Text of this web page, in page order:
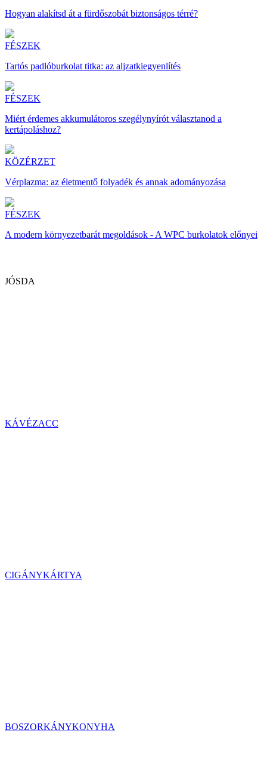
Hogyan alakítsd át a fürdőszobát biztonságos térré?
FÉSZEK
Tartós padlóburkolat titka: az aljzatkiegyenlítés
FÉSZEK
Miért érdemes akkumulátoros szegélynyírót választanod a
kertápoláshoz?
KÖZÉRZET
Vérplazma: az életmentő folyadék és annak adományozása
FÉSZEK
A modern környezetbarát megoldások - A WPC burkolatok előnyei
JÓSDA
KÁVÉZACC
CIGÁNYKÁRTYA
BOSZORKÁNYKONYHA